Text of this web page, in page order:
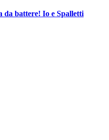
da battere! Io e Spalletti